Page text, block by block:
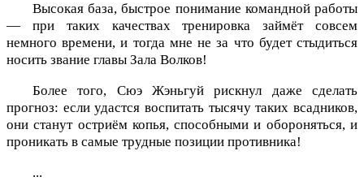
Высокая база, быстрое понимание командной работы
— при таких качествах тренировка займёт совсем
немного времени, и тогда мне не за что будет стыдиться
носить звание главы Зала Волков!
Более того, Сюэ Жэньгуй рискнул даже сделать
прогноз: если удастся воспитать тысячу таких всадников,
они станут остриём копья, способными и обороняться, и
проникать в самые трудные позиции противника!
...